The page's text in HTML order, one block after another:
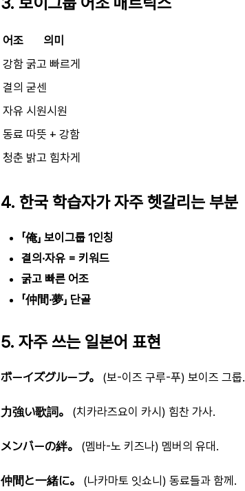
어조
의미
강함 굵고 빠르게
결의 굳센
자유 시원시원
동료 따뜻 + 강함
청춘 밝고 힘차게
4. 한국 학습자가 자주 헷갈리는 부분
「俺」 보이그룹 1인칭
결의·자유 = 키워드
굵고 빠른 어조
「仲間·夢」 단골
5. 자주 쓰는 일본어 표현
ボーイズグループ。 (보-이즈 구루-푸) 보이즈 그룹.
力強い歌詞。 (치카라즈요이 카시) 힘찬 가사.
メンバーの絆。 (멤바-노 키즈나) 멤버의 유대.
仲間と一緒に。 (나카마토 잇쇼니) 동료들과 함께.